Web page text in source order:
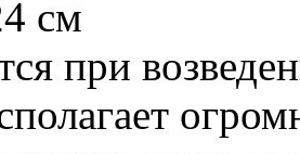
см
при